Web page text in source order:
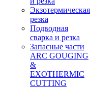
Экзотермическая
резка
Подводная
сварка и резка
Запасные части
ARC GOUGING
&
EXOTHERMIC
CUTTING